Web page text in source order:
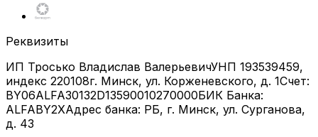
Реквизиты
ИП Тросько Владислав ВалерьевичУНП 193539459,
индекс 220108г. Минск, ул. Корженевского, д. 1Счет:
BY06ALFA30132D13590010270000БИК Банка:
ALFABY2XАдрес банка: РБ, г. Минск, ул. Сурганова,
д. 43